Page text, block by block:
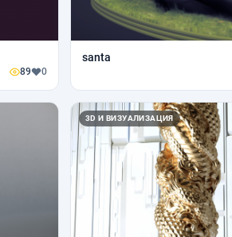
89 0
santa
3D И ВИЗУАЛИЗАЦИЯ